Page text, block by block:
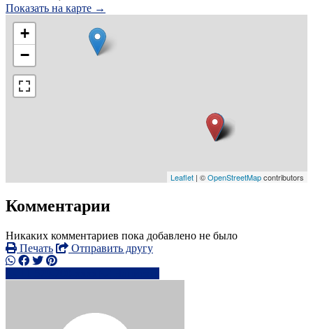
Показать на карте →
+
−
Leaflet | ©OpenStreetMapcontributors
Комментарии
Никаких комментариев пока добавлено не было
Печать
Отправить другу